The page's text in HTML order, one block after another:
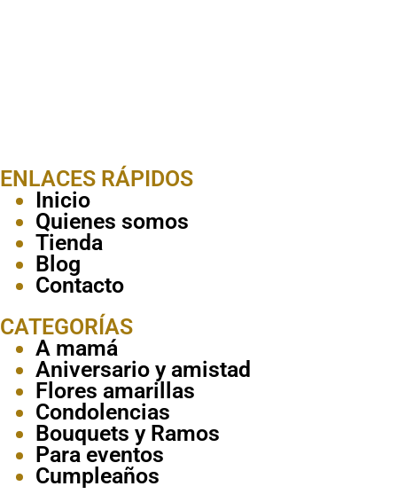
ENLACES RÁPIDOS
Inicio
Quienes somos
Tienda
Blog
Contacto
CATEGORÍAS
A mamá
Aniversario y amistad
Flores amarillas
Condolencias
Bouquets y Ramos
Para eventos
Cumpleaños